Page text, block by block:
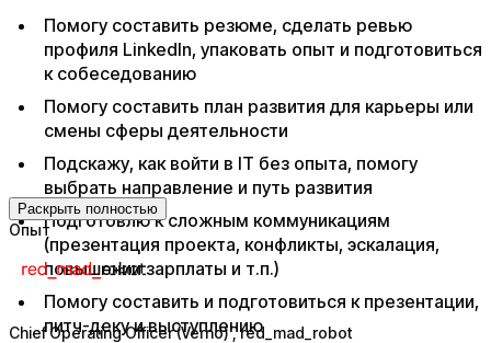
​Помогу составить резюме, сделать ревью
профиля LinkedIn, упаковать опыт и подготовиться
к собеседованию
Помогу составить план развития для карьеры или
смены сферы деятельности
Подскажу, как войти в IT без опыта, помогу
выбрать направление и путь развития
Подготовлю к сложным коммуникациям
(презентация проекта, конфликты, эскалация,
повышении зарплаты и т.п.)
Помогу составить и подготовиться к презентации,
питч-деку и выступлению
Раскрыть полностью
Опыт
Chief Operating Officer (Verno), red_mad_robot